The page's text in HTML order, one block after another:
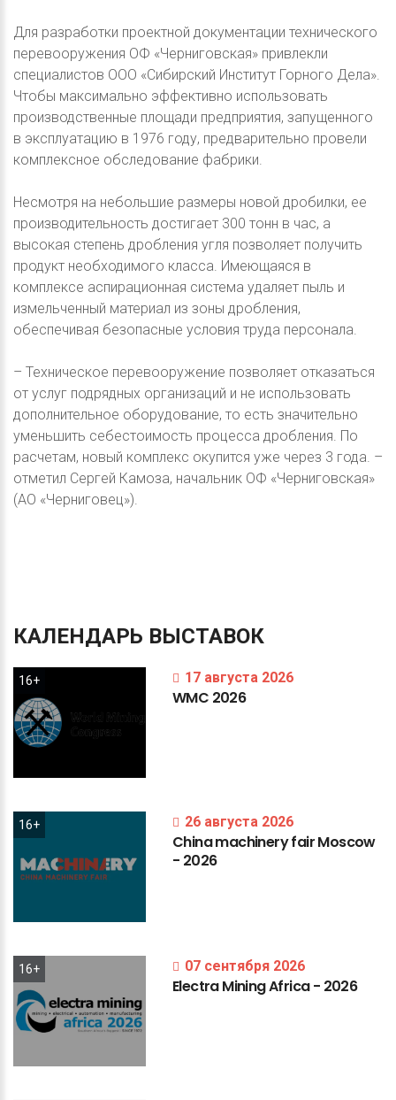
Для разработки проектной документации технического
перевооружения ОФ «Черниговская» привлекли
специалистов ООО «Сибирский Институт Горного Дела».
Чтобы максимально эффективно использовать
производственные площади предприятия, запущенного
в эксплуатацию в 1976 году, предварительно провели
комплексное обследование фабрики.
Несмотря на небольшие размеры новой дробилки, ее
производительность достигает 300 тонн в час, а
высокая степень дробления угля позволяет получить
продукт необходимого класса. Имеющаяся в
комплексе аспирационная система удаляет пыль и
измельченный материал из зоны дробления,
обеспечивая безопасные условия труда персонала.
– Техническое перевооружение позволяет отказаться
от услуг подрядных организаций и не использовать
дополнительное оборудование, то есть значительно
уменьшить себестоимость процесса дробления. По
расчетам, новый комплекс окупится уже через 3 года. –
отметил Сергей Камоза, начальник ОФ «Черниговская»
(АО «Черниговец»).
КАЛЕНДАРЬ ВЫСТАВОК
16+ 17 августа 2026
WMC 2026
16+ 26 августа 2026
ChinamachineryfairMoscow
- 2026
16+ 07 сентября 2026
ElectraMiningAfrica- 2026